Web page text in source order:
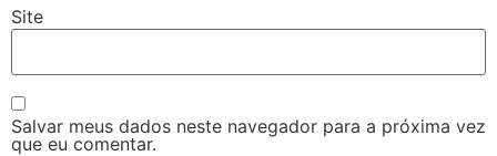
Site
Salvar meus dados neste navegador para a próxima vez
que eu comentar.